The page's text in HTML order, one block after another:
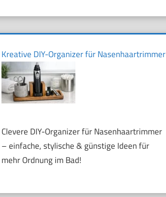
Kreative DIY-Organizer für Nasenhaartrimmer
Clevere DIY-Organizer für Nasenhaartrimmer
– einfache, stylische & günstige Ideen für
mehr Ordnung im Bad!